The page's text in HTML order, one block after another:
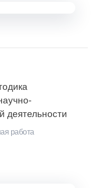
деятельности
работа